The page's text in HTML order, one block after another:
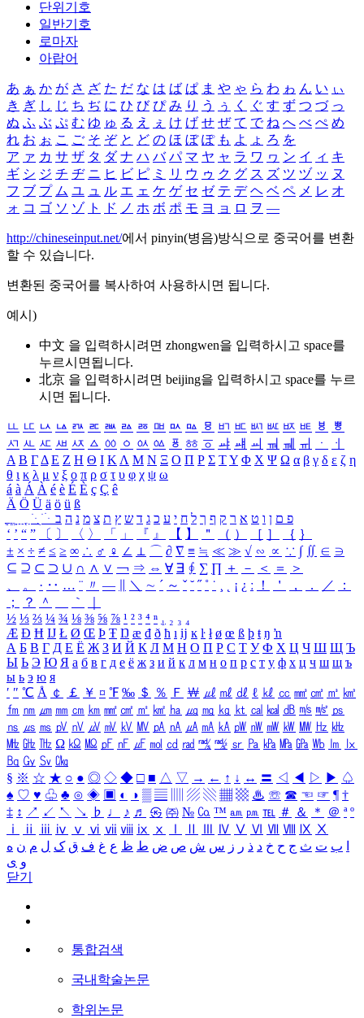
단위기호
일반기호
로마자
아랍어
あ ぁ か が さ ざ た だ な は ば ぱ ま や ゃ ら わ ゎ ん い ぃ
き ぎ し じ ち ぢ に ひ び ぴ み り う ぅ く ぐ す ず つ づ っ
ぬ ふ ぶ ぷ む ゆ ゅ る え ぇ け げ せ ぜ て で ね へ べ ぺ め
れ お ぉ こ ご そ ぞ と ど の ほ ぼ ぽ も よ ょ ろ を
ア ァ カ サ ザ タ ダ ナ ハ バ パ マ ヤ ャ ラ ワ ヮ ン イ ィ キ
ギ シ ジ チ ヂ ニ ヒ ビ ピ ミ リ ウ ゥ ク グ ス ズ ツ ヅ ッ ヌ
フ ブ プ ム ユ ュ ル エ ェ ケ ゲ セ ゼ テ デ ヘ ベ ペ メ レ オ
ォ コ ゴ ソ ゾ ト ド ノ ホ ボ ポ モ ヨ ョ ロ ヲ ―
http://chineseinput.net/에서 pinyin(병음)방식으로 중국어를 변환
할 수 있습니다.
변환된 중국어를 복사하여 사용하시면 됩니다.
예시)
中文 을 입력하시려면 zhongwen을 입력하시고 space를
누르시면됩니다.
北京 을 입력하시려면 beijing을 입력하시고 space를 누르
시면 됩니다.
ㅥ ㅦ ㅧ ㅨ ㅩ ㅪ ㅫ ㅬ ㅭ ㅮ ㅯ ㅰ ㅱ ㅲ ㅳ ㅴ ㅵ ㅶ ㅷ ㅸ
ㅹ
ㅺ ㅻ ㅼ ㅽ ㅾ ㅿ ㆀ ㆁ ㆂ ㆃ ㆄ ㆅ ㆆ ㆇ ㆈ ㆉ ㆊ ㆋ ㆌ ㆍ
ㆎ
Α Β ΓΔ Ε Ζ Η Θ Ι ΚΛ Μ Ν Ξ Ο Π Ρ Σ ΤΥ Φ Χ Ψ Ω α β γ δ ε ζ η
θ ι κ λ μ ν ξ ο π ρ σ τ υ φ χ ψ ω
á à Á À é è É È ç Ç ê
Ä Ö Ü ä ö ü ß
ִֶֹ ֻּ ׁׂ פ ם ן ו ט א ר ק ף ך ל ח י ע כ ג ד ש ץ ת צ מ נ ה ב
‘ ’ “ ” 〔 〕 〈 〉 「 」 『 』 【 】 ＂ （ ） ［ ］ ｛ ｝
± × ÷ ≠ ≤ ≥ ∞ ∴ ♂ ♀ ∠ ⊥ ⌒ ∂ ∇ ≡ ≒ ≪ ≫ √ ∽ ∝ ∵ ∫ ∬ ∈ ∋
⊆ ⊇ ⊂ ⊃ ∪ ∩ ∧ ∨ ￢ ⇒ ⇔ ∀ ∃ ∮ ∑ ∏ ＋ － ＜ ＝
＞
、
。 · ‥ … ¨ 〃 ― ＼ ∼ ´ ～ ˇ ˘ ˝ ˚ ˙ ¸ ¡ ¿ ː ！ ＇ ， ． ／
：
；
？ ＾ ｀
½ ⅓ ⅔ ¼ ¾ ⅛ ⅜ ⅝ ⅞ ¹ ² ³ ⁴ ⁿ ₁ ₂ ₃ ₄
Æ Ð Ħ Ĳ Ł Ø Œ Þ Ŧ Ŋ æ đ ð ħ ı ĳ ĸ ŀ ł ø œ ß þ ŧ ŋ ŉ
А Б В Г Д Е Ё Ж З И Й К Л М Н О П Р С Т У Ф Х Ц Ч Ш Щ Ъ
Ы Ь Э Ю Я а б в г д е ё ж з и й к л м н о п р с т у ф х ц ч ш щ ъ
ы ь э ю я
′ ″ ℃ Å ￠ ￡ ￥ ¤ ℉ ‰ ＄ ％ Ｆ ￦ ㎕ ㎖ ㎗ ℓ ㎘ ㏄ ㎣ ㎤ ㎥ ㎦
㎙ ㎚ ㎛ ㎜ ㎝ ㎞ ㎟ ㎠ ㎡ ㎢ ㏊ ㎍ ㎎ ㎏ ㏏ ㎈ ㎉ ㏈ ㎧ ㎨ ㎰
㎱ ㎲ ㎳ ㎴ ㎵ ㎶ ㎷ ㎸ ㎹ ㎀ ㎁ ㎂ ㎃ ㎄ ㎺ ㎻ ㎽ ㎾ ㎿ ㎐ ㎑
㎒ ㎓ ㎔ Ω ㏀ ㏁ ㎊ ㎋ ㎌ ㏖ ㏅ ㎭ ㎮ ㎯ ㏛ ㎩ ㎪ ㎫ ㎬ ㏝ ㏐
㏓
㏃ ㏉ ㏜ ㏆
§ ※ ☆ ★ ○ ● ◎ ◇ ◆ □ ■ △ ▽ → ← ↑ ↓ ↔ 〓 ◁ ◀ ▷ ▶ ♤
♠ ♡ ♥ ♧ ♣ ⊙ ◈ ▣ ◐ ◑ ▒ ▤ ▨ ▧ ▦ ▩ ♨ ☏ ☎ ☜ ☞ ¶ †
‡ ↕ ↗ ↙ ↖ ↘ ♭ ♩ ♪ ♬ ㉿ ㈜ № ㏇ ™ ㏂ ㏘ ℡ ＃ ＆ ＊ ＠ ª º
ⅰ
ⅱ ⅲ ⅳ ⅴ ⅵ ⅶ ⅷ ⅸ ⅹ Ⅳ Ⅴ Ⅵ Ⅶ Ⅷ Ⅸ Ⅹ
ب ت ث ج ح خ د ذ ر ز س ش ص ض ط ظ ع غ ف ق ک ل م ن ه
و ی
닫기
통합검색
국내학술논문
학위논문